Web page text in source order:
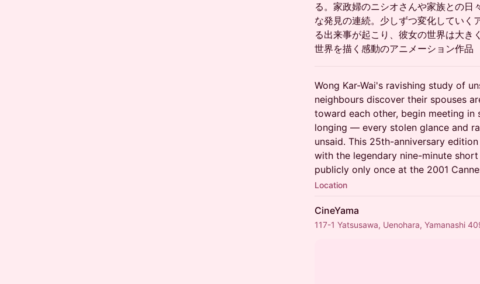
る。家政婦のニシオさんや家族との日
な発見の連続。少しずつ変化していく
る出来事が起こり、彼女の世界は大
世界を描く感動のアニメーション作品
Wong Kar-Wai's ravishing study of
neighbours discover their spouses
toward each other, begin meeting
longing — every stolen glance and
unsaid. This 25th-anniversary
with the legendary nine-minute
publicly only once at the 2001
Location
CineYama
117-1 Yatsusawa, Uenohara, Yamanashi